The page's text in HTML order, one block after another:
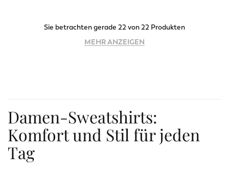
Sie betrachten gerade 22 von 22 Produkten
MEHR ANZEIGEN
Damen-Sweatshirts:
Komfort und Stil für jeden
Tag